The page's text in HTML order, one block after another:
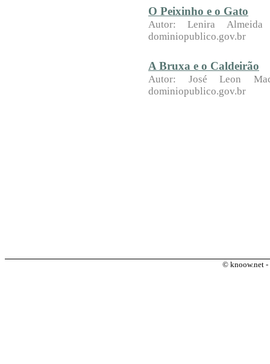
O Peixinho e o Gato
Autor:Lenira Almeida
dominiopublico.gov.br
A Bruxa e o Caldeirão
Autor: José Leon
dominiopublico.gov.br